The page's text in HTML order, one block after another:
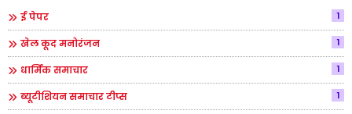
ई पेपर 1
खेल कूद मनोरंजन 1
धार्मिक समाचार 1
ब्यूटीशियन समाचार टीप्स 1